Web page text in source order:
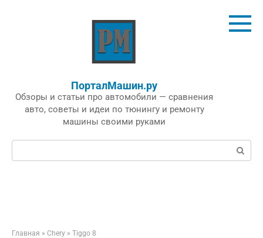
ПорталМашин.ру
Обзоры и статьи про автомобили — сравнения
авто, советы и идеи по тюнингу и ремонту
машины своими руками
Поиск:
Главная » Chery » Tiggo 8